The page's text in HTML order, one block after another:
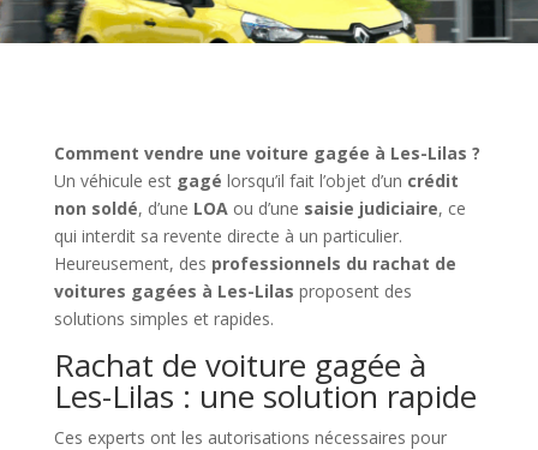
Comment vendre une voiture gagée à Les-Lilas ?
Un véhicule est gagé lorsqu’il fait l’objet d’un crédit
non soldé, d’une LOA ou d’une saisie judiciaire, ce
qui interdit sa revente directe à un particulier.
Heureusement, des professionnels du rachat de
voitures gagées à Les-Lilas proposent des
solutions simples et rapides.
Rachat de voiture gagée à
Les-Lilas : une solution rapide
Ces experts ont les autorisations nécessaires pour